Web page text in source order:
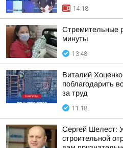
14:18
Стремительные
минуты
13:48
Виталий
поблагодарить
за труд
11:18
Сергей Шелест:
строительной